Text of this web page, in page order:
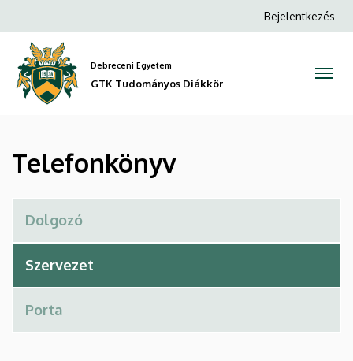
GTK
Tudományos
Diákkör
a
tartalomra
Anonim
Bejelentkezés
Debreceni Egyetem
GTK Tudományos Diákkör
Telefonkönyv